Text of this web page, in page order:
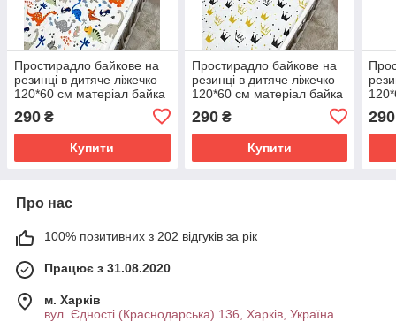
Простирадло байкове на
резинці в дитяче ліжечко
120*60 см матеріал байка
290 ₴
Купити
Простирадло байкове на
резинці в дитяче ліжечко
120*60 см матеріал байка
290₴
Купити
290
Про нас
100% позитивних з 202 відгуків за рік
Працює з 31.08.2020
м. Харків
вул. Єдності (Краснодарська) 136, Харків, Україна